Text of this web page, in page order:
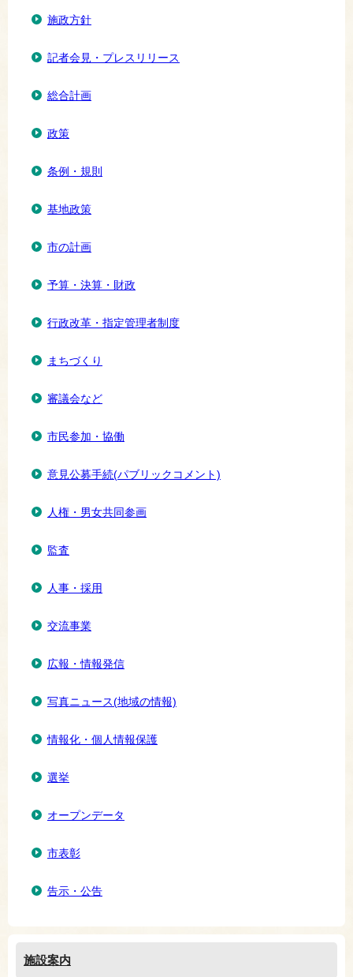
施政方針
記者会見・プレスリリース
総合計画
政策
条例・規則
基地政策
市の計画
予算・決算・財政
行政改革・指定管理者制度
まちづくり
審議会など
市民参加・協働
意見公募手続(パブリックコメント)
人権・男女共同参画
監査
人事・採用
交流事業
広報・情報発信
写真ニュース(地域の情報)
情報化・個人情報保護
選挙
オープンデータ
市表彰
告示・公告
施設案内